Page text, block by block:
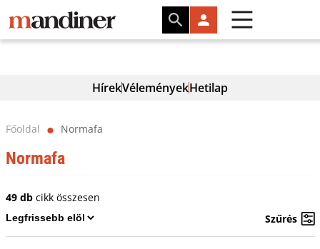
HírekVéleményekHetilap
Főoldal ⬤ Normafa
Normafa
49 dbcikk összesen
Szűrés